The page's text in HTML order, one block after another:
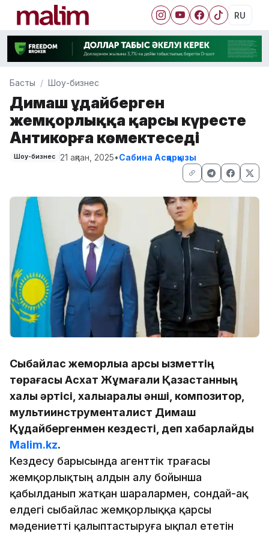
RU
Басты Шоу-бизнес
Димаш Құдайберген
жемқорлыққа қарсы күресте
Антикорға көмектеседі
Шоу-бизнес 21 ақпан, 2025•Сабина Асқарқызы
Сыбайлас жемқорлыққа қарсы қызметтің
төрағасы Асхат Жұмағали Қазақстанның
халық әртісі, халықаралық әнші, композитор,
мультиинструменталист Димаш
Құдайбергенмен кездесті, деп хабарлайды
Malim.kz.
Кездесу барысында агенттік төрағасы
жемқорлықтың алдын алу бойынша
қабылданып жатқан шаралармен, сондай-ақ
елдегі сыбайлас жемқорлыққа қарсы
мәдениетті қалыптастыруға ықпал ететін